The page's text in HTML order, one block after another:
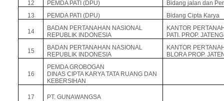
12 PEMDA PATI (DPU)
Bidang jalan dan
13
PEMDA PATI (DPU) Bidang Cipta Karya
14
BADAN PERTANAHAN NASIONAL
REPUBLIK INDONESIA
KANTOR
PATI. PROP. JATENG
15
BADAN PERTANAHAN NASIONAL
REPUBLIK INDONESIA
KANTOR
BLORA PROP.
16
PEMDA GROBOGAN
DINAS CIPTA KARYA TATA RUANG DAN
KEBERSIHAN
17 PT. GUNAWANGSA